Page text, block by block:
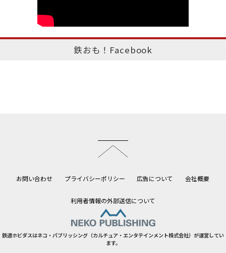
鉄おも！Facebook
お問い合わせ プライバシーポリシー 広告について 会社概要
利用者情報の外部送信について
鉄道ホビダスはネコ・パブリッシング（カルチュア・エンタテインメント株式会社）が運営してい
ます。